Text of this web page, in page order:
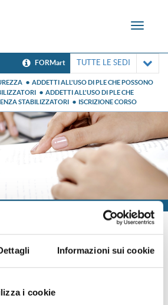
Informazioni sui cookie
i cookie
Toggle
FORMart TUTTE LE SEDI
ADDETTI ALL'USO DI PLE CHE POSSONO
ADDETTI ALL'USO DI PLE CHE
STABILIZZATORI
ISCRIZIONE CORSO